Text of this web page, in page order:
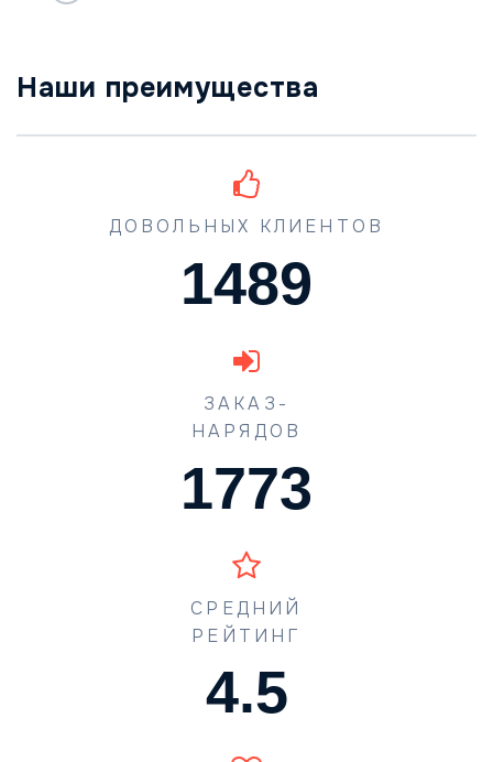
Наши преимущества
ДОВОЛЬНЫХ КЛИЕНТОВ
1489
ЗАКАЗ-
НАРЯДОВ
1773
СРЕДНИЙ
РЕЙТИНГ
4.5